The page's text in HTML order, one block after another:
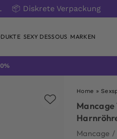
📦 Diskrete Verpackung
SEXY DESSOUS MARKEN
Home »
Mancage /